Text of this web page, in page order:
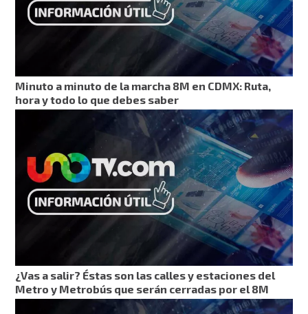
Minuto a minuto de la marcha 8M en CDMX: Ruta,
hora y todo lo que debes saber
¿Vas a salir? Éstas son las calles y estaciones del
Metro y Metrobús que serán cerradas por el 8M